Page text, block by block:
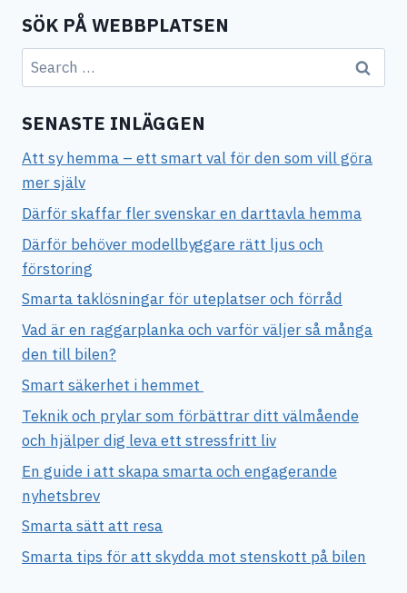
SÖK PÅ WEBBPLATSEN
Search
for:
SENASTE INLÄGGEN
Att sy hemma – ett smart val för den som vill göra
mer själv
Därför skaffar fler svenskar en darttavla hemma
Därför behöver modellbyggare rätt ljus och
förstoring
Smarta taklösningar för uteplatser och förråd
Vad är en raggarplanka och varför väljer så många
den till bilen?
Smart säkerhet i hemmet
Teknik och prylar som förbättrar ditt välmående
och hjälper dig leva ett stressfritt liv
En guide i att skapa smarta och engagerande
nyhetsbrev
Smarta sätt att resa
Smarta tips för att skydda mot stenskott på bilen